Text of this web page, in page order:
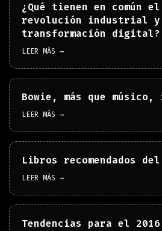
¿Qué tienen en común
revolución industrial
transformación digital?
LEER MÁS →
Bowie, más que músico,
LEER MÁS →
Libros recomendados del
LEER MÁS →
Tendencias para el 2016